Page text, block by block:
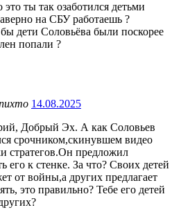
ты так озаботился детьми
на СБУ работаешь ?
дети Соловьёва были поскорее
попали ?
14.08.2025
Добрый Эх. А как Соловьев
срочником,скинувшем видео
стратегов.Он предложил
его к стенке. За что? Своих детей
от войны,а других предлагает
это правильно? Тебе его детей